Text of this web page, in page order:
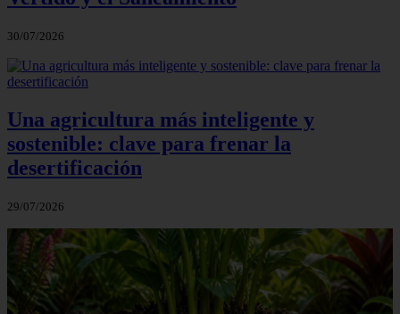
30/07/2026
Una agricultura más inteligente y
sostenible: clave para frenar la
desertificación
29/07/2026